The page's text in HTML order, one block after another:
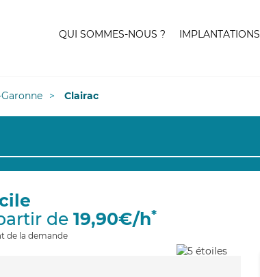
QUI SOMMES-NOUS ? IMPLANTATIONS
Clairac
de 19,90€/h*
de la demande